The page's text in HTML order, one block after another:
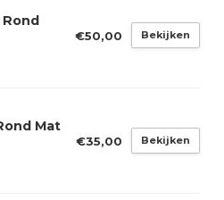
Rond
€50,00 Bekijken
Mat
€35,00 Bekijken